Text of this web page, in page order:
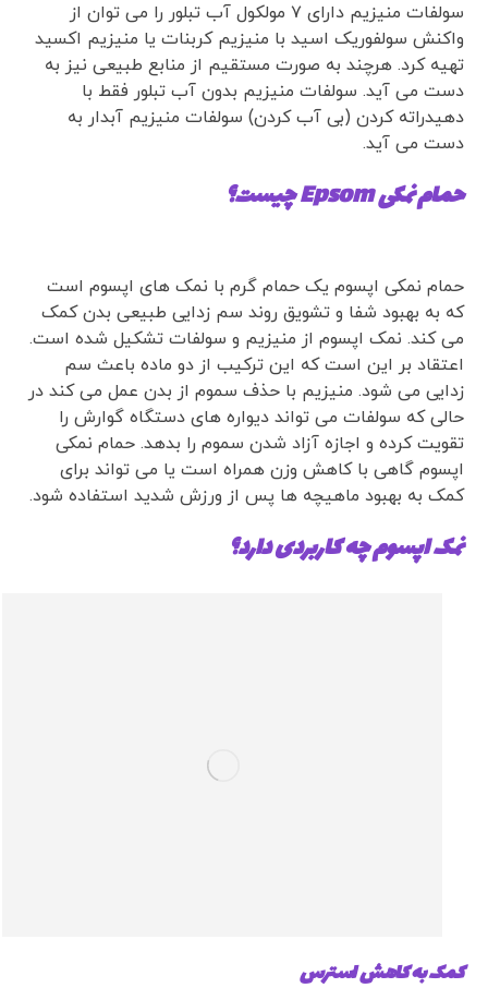
سولفات منیزیم دارای ۷ مولکول آب تبلور را می توان از
واکنش سولفوریک اسید با منیزیم کربنات یا منیزیم اکسید
تهیه کرد. هرچند به صورت مستقیم از منابع طبیعی نیز به
دست می آید. سولفات منیزیم بدون آب تبلور فقط با
دهیدراته کردن (بی آب کردن) سولفات منیزیم آبدار به
دست می آید.
حمام نمکی Epsom چیست؟
حمام نمکی اپسوم یک حمام گرم با نمک های اپسوم است
که به بهبود شفا و تشویق روند سم زدایی طبیعی بدن کمک
می کند. نمک اپسوم از منیزیم و سولفات تشکیل شده است.
اعتقاد بر این است که این ترکیب از دو ماده باعث سم
زدایی می شود. منیزیم با حذف سموم از بدن عمل می کند در
حالی که سولفات می تواند دیواره های دستگاه گوارش را
تقویت کرده و اجازه آزاد شدن سموم را بدهد. حمام نمکی
اپسوم گاهی با کاهش وزن همراه است یا می تواند برای
کمک به بهبود ماهیچه ها پس از ورزش شدید استفاده شود.
نمک اپسوم چه کاربردی دارد؟
کمک به کاهش استرس